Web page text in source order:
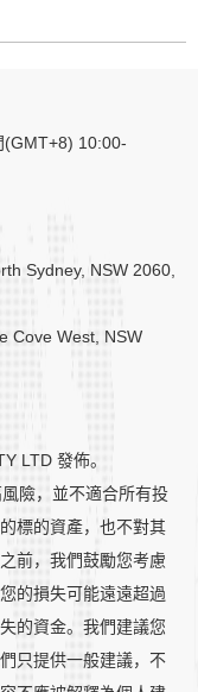
10:00-
Sydney, NSW 2060,
Cove West, NSW
LTD 發佈。
險，並不適合所有投
標的資產，也不對其
前，我們鼓勵您考慮
的損失可能遠遠超過
的資金。我們建議您
只提供一般建議，不